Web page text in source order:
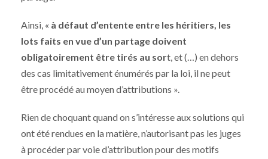
Ainsi, « à défaut d’entente entre les héritiers, les
lots faits en vue d’un partage doivent
obligatoirement être tirés au sort, et (…) en dehors
des cas limitativement énumérés par la loi, il ne peut
être procédé au moyen d’attributions ».
Rien de choquant quand on s’intéresse aux solutions qui
ont été rendues en la matière, n’autorisant pas les juges
à procéder par voie d’attribution pour des motifs